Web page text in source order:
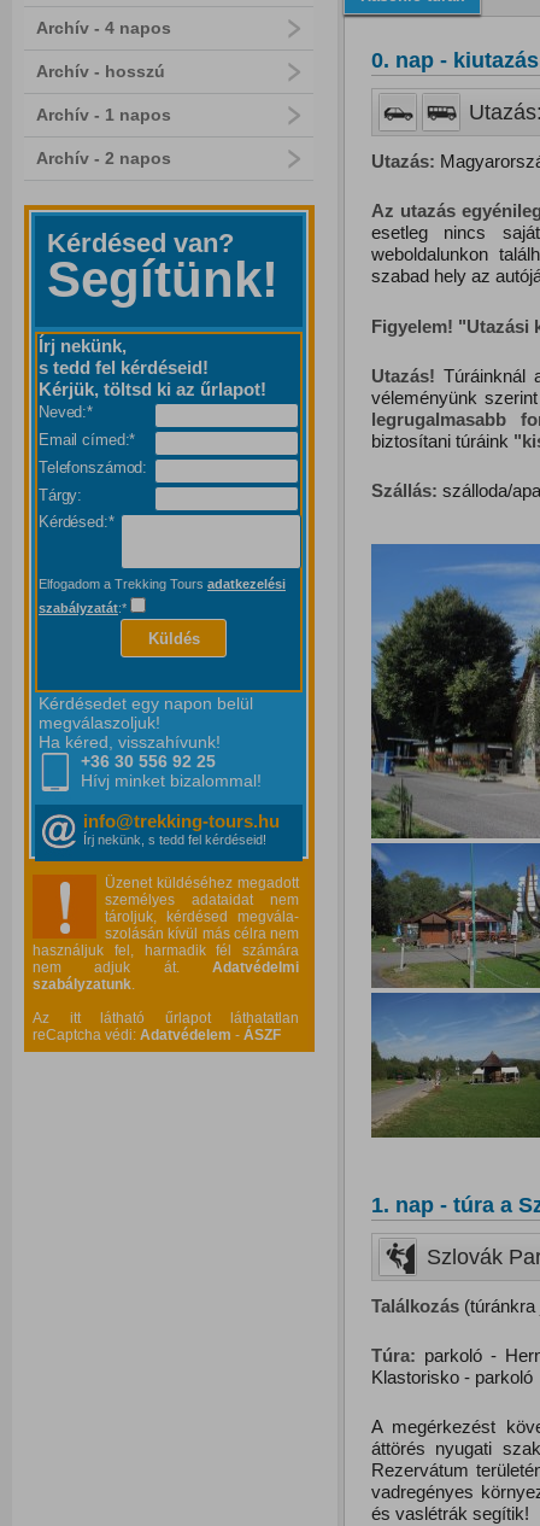
Archív - 4 napos
Archív - hosszú
Archív - 1 napos
Archív - 2 napos
Kérdésed van?
Segítünk!
Írj nekünk,
s tedd fel kérdéseid!
Kérjük, töltsd ki az űrlapot!
Neved:*
Email címed:*
Telefonszámod:
Tárgy:
Kérdésed:*
Elfogadom a Trekking Tours adatkezelési
szabályzatát:*
Küldés
Kérdésedet egy napon belül
megválaszoljuk!
Ha kéred, visszahívunk!
+36 30 556 92 25
Hívj minket bizalommal!
info@trekking-tours.hu
Írj nekünk, s tedd fel kérdéseid!
Üzenet küldéséhez megadott
személyes adataidat nem
tároljuk, kérdésed megvála-
szolásán kívül más célra nem
használjuk fel, harmadik fél számára
nem adjuk át. Adatvédelmi
szabályzatunk.
Az itt látható űrlapot láthatatlan
reCaptcha védi: Adatvédelem - ÁSZF
0. nap - kiutazás
Utazás:
Az utazás
esetleg nincs
weboldalunkon
szabad hely az
Figyelem! "Utazási
Utazás! Túráinknál
véleményünk
legrugalmasabb
biztosítani túráink "
Szállás: szálloda/
1. nap - túra a
Szlovák
Találkozás(túránkra
Túra: parkoló -
Klastorisko - parkoló
A megérkezést
áttörés nyugati
Rezervátum
vadregényes
és vaslétrák segítik!